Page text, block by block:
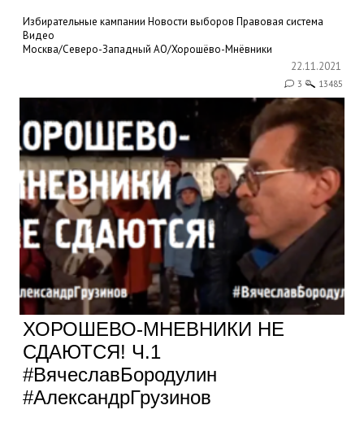
Избирательные кампании Новости выборов Правовая система
Видео
Москва/Северо-Западный АО/Хорошёво-Мнёвники
22.11.2021
3 13485
ХОРОШЕВО-МНЕВНИКИ НЕ
СДАЮТСЯ! Ч.1
#ВячеславБородулин
#АлександрГрузинов